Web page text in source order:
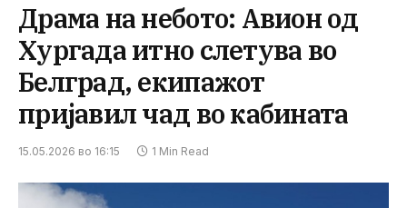
Драма на небото: Авион од
Хургада итно слетува во
Белград, екипажот
пријавил чад во кабината
15.05.2026 во 16:15 1 Min Read